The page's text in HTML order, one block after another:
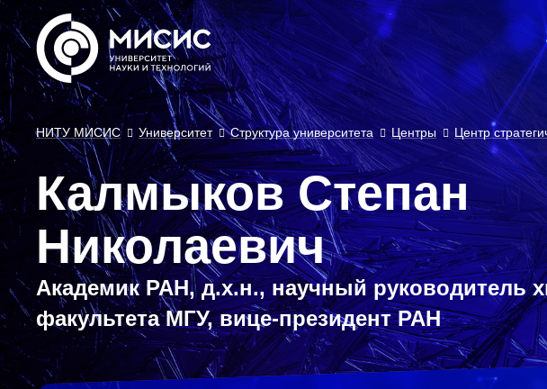
НИТУ МИСИС
Университет Структура университета Центры Центр
Калмыков Степан
Николаевич
Академик РАН, д.х.н., научный руководитель
факультета МГУ, вице-президент РАН